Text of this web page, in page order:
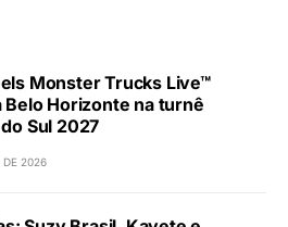
Monster Trucks Live™
Horizonte na turnê
Sul 2027
DE 2026